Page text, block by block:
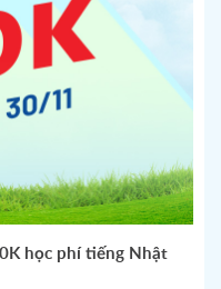
học phí tiếng Nhật